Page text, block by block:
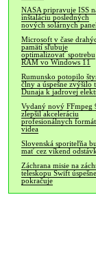
NASA pripravuje ISS
inštaláciu posledných
nových solárnych
Microsoft v čase
pamätí sľubuje
optimalizovať spotrebu
RAM vo Windows 11
Rumunsko potopilo
člny a úspešne zvýšilo
Dunaja k jadrovej
Vydaný nový FFmpeg
zlepšil akceleráciu
profesionálnych
videa
Slovenská sporiteľňa
mať cez víkend
Záchrana misie na
teleskopu Swift úspešne
pokračuje